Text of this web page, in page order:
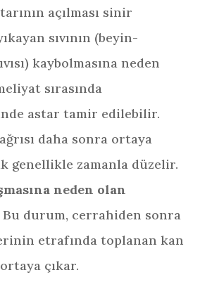
açılması sinir
sıvının (beyin-
kaybolmasına neden
sırasında
astar tamir edilebilir.
daha sonra ortaya
genellikle zamanla düzelir.
neden olan
Bu durum, cerrahiden sonra
etrafında toplanan kan
çıkar.